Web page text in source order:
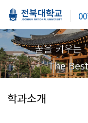
꿈을 키우는
The
학과소개